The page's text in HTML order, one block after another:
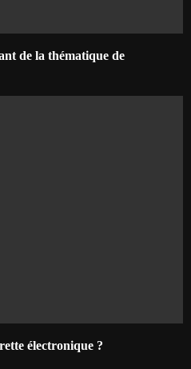
de la thématique de
électronique ?